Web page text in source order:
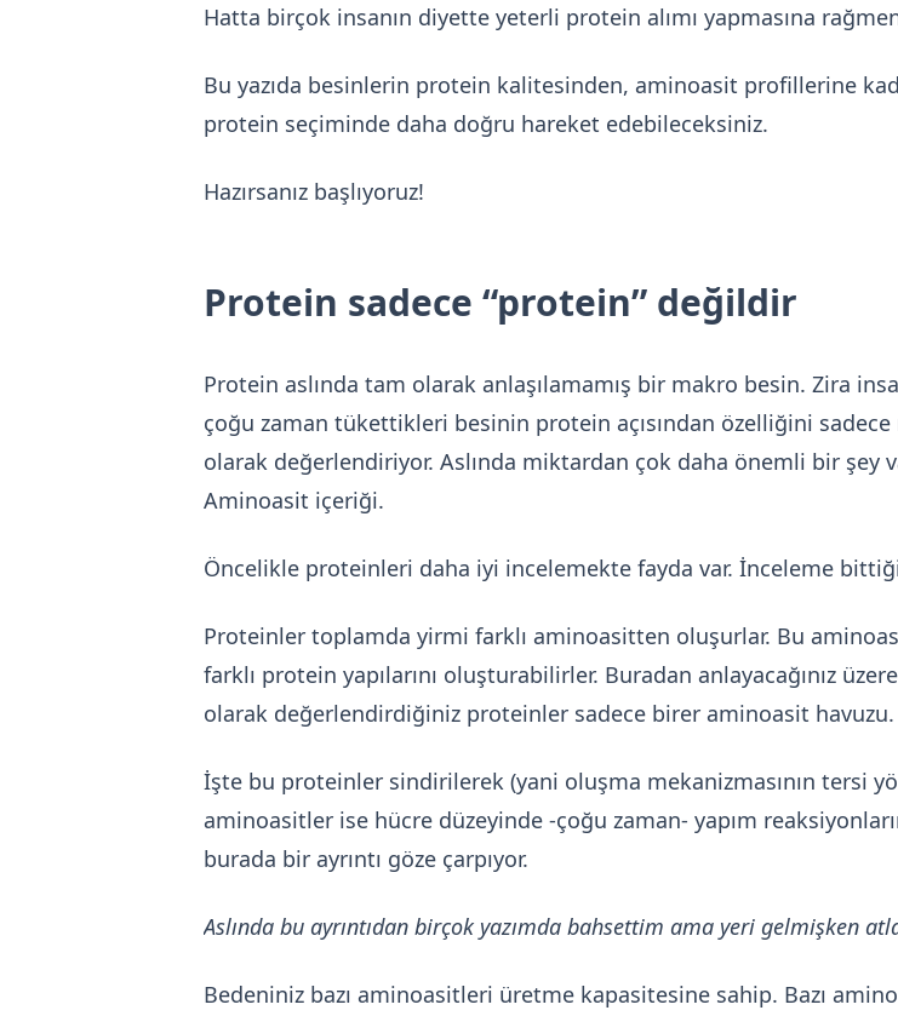
Hatta birçok insanın diyette yeterli protein alımı yapmasına
Bu yazıda besinlerin protein kalitesinden, aminoasit profillerine
protein seçiminde daha doğru hareket edebileceksiniz.
Hazırsanız başlıyoruz!
Protein sadece “protein” değildir
Protein aslında tam olarak anlaşılamamış bir makro besin. Zira
çoğu zaman tükettikleri besinin protein açısından özelliğini
olarak değerlendiriyor. Aslında miktardan çok daha önemli bir şey
Aminoasit içeriği.
Öncelikle proteinleri daha iyi incelemekte fayda var. İnceleme
Proteinler toplamda yirmi farklı aminoasitten oluşurlar. Bu
farklı protein yapılarını oluşturabilirler. Buradan anlayacağınız
olarak değerlendirdiğiniz proteinler sadece birer aminoasit havuzu.
İşte bu proteinler sindirilerek (yani oluşma mekanizmasının tersi
aminoasitler ise hücre düzeyinde -çoğu zaman- yapım
burada bir ayrıntı göze çarpıyor.
Aslında bu ayrıntıdan birçok yazımda bahsettim ama yeri gelmişken
Bedeniniz bazı aminoasitleri üretme kapasitesine sahip. Bazı